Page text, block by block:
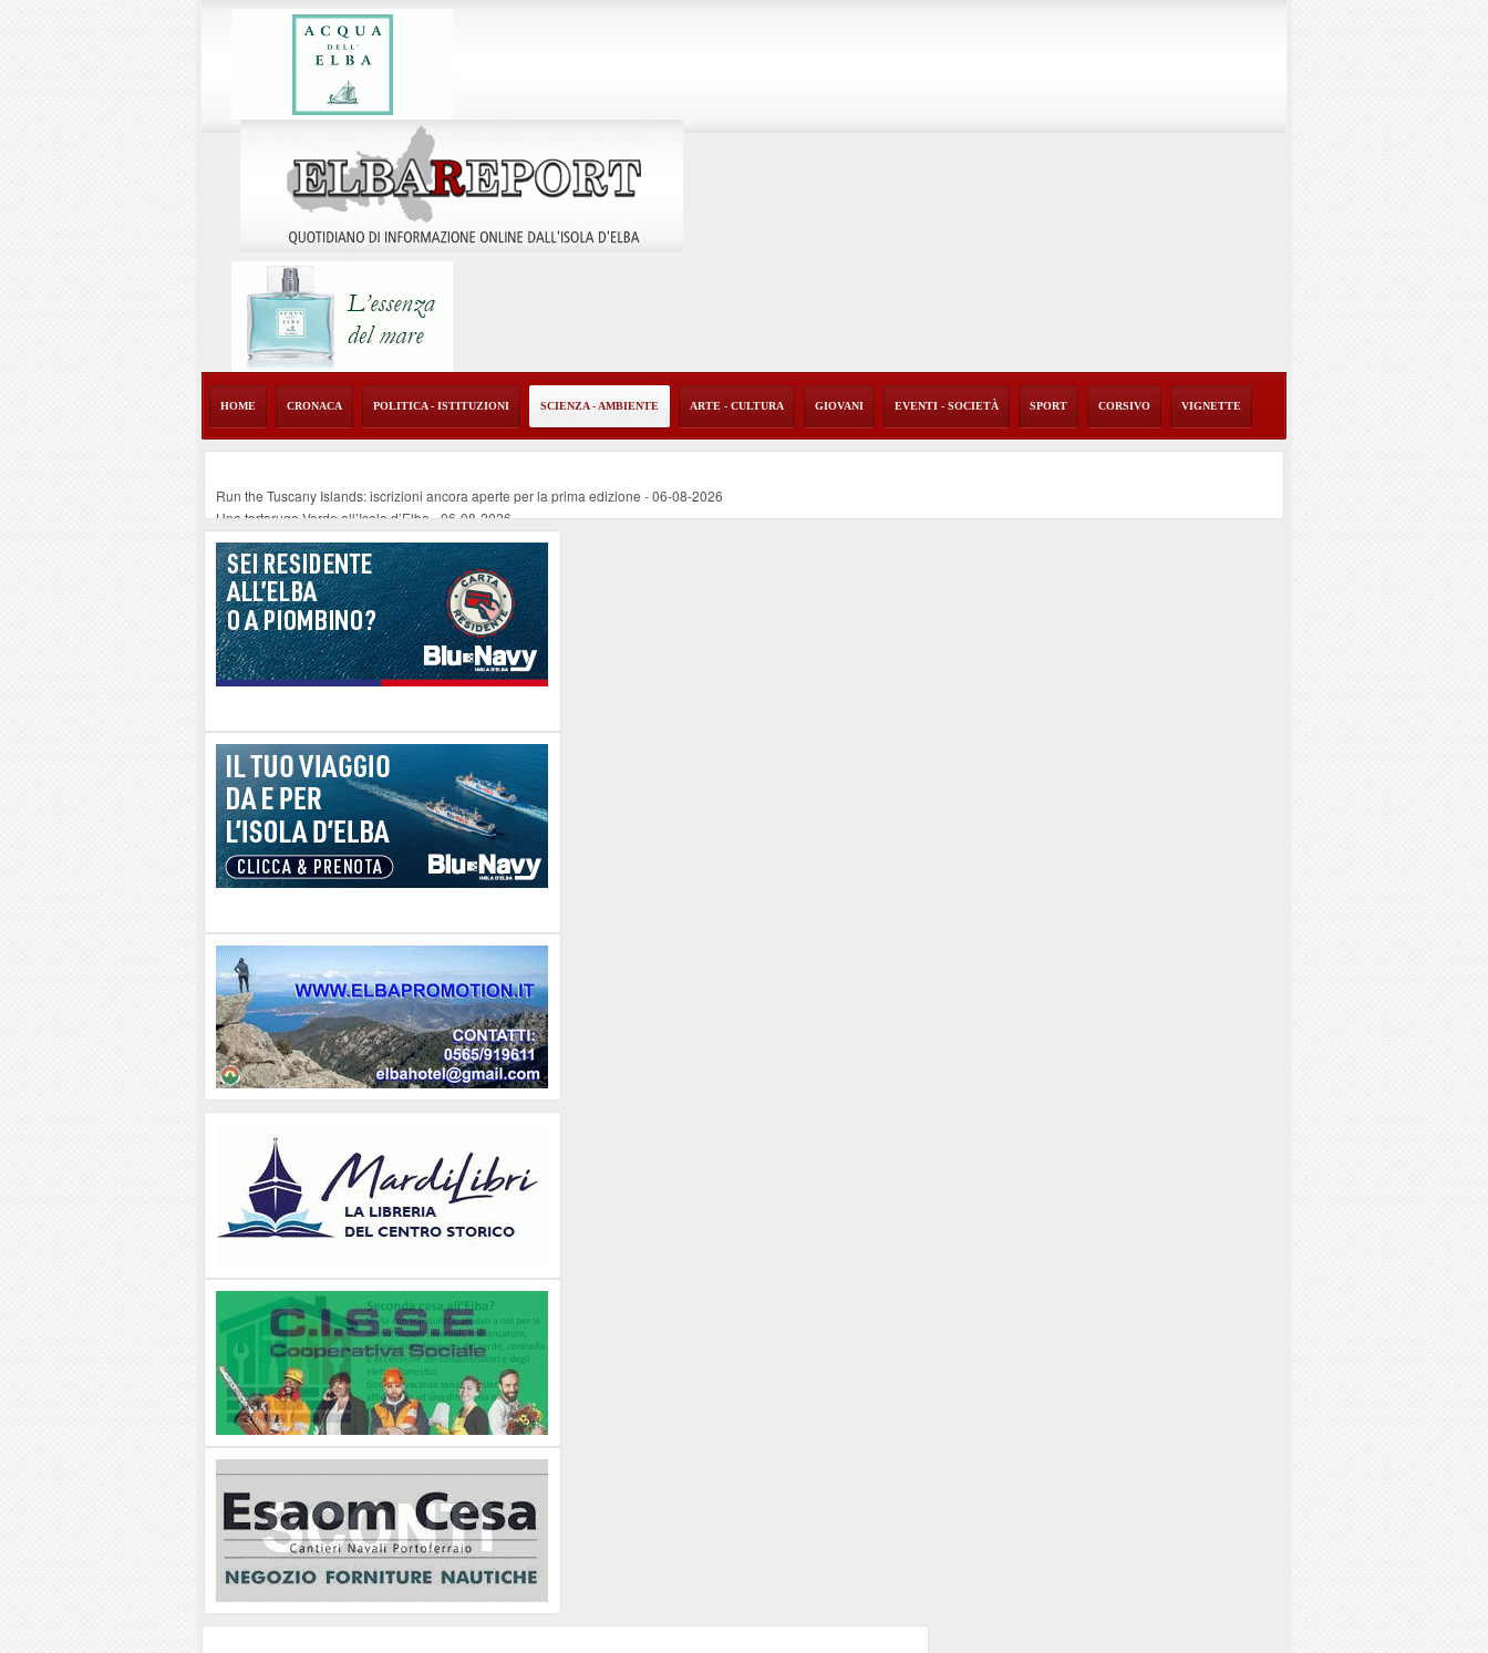
HOME CRONACA POLITICA - ISTITUZIONI SCIENZA - AMBIENTE ARTE - CULTURA GIOVANI EVENTI - SOCIETÀ SPORT CORSIVO VIGNETTE
Run the Tuscany Islands: iscrizioni ancora aperte per la prima edizione -06-08-2026
Una tartaruga Verde all’Isola d’Elba-06-08-2026
Furgone in fiamme a Capoliveri, illeso il conducente-06-08-2026
Campo: chiusura della biblioteca comunale in occasione del Santo Patrono
A Carpani si apre la Festa di Liberazione: il programma della prima serata